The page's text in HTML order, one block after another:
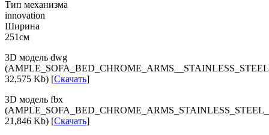
Тип механизма
innovation
Ширина
251см
3D модель dwg
32,575 Kb) [Скачать]
3D модель fbx
21,846 Kb) [Скачать]